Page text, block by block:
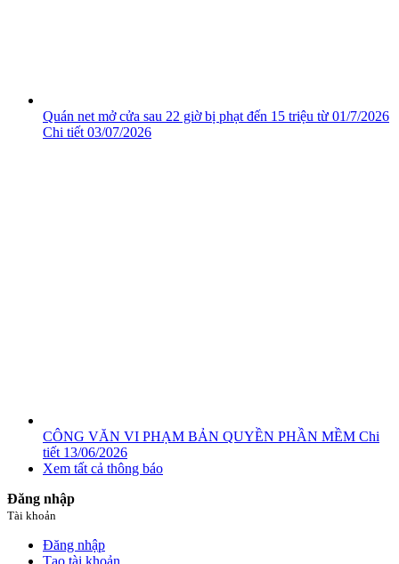
Quán net mở cửa sau 22 giờ bị phạt đến 15 triệu từ 01/7/2026
Chi tiết 03/07/2026
CÔNG VĂN VI PHẠM BẢN QUYỀN PHẦN MỀM Chi
tiết 13/06/2026
Xem tất cả thông báo
Đăng nhập
Tài khoản
Đăng nhập
Tạo tài khoản